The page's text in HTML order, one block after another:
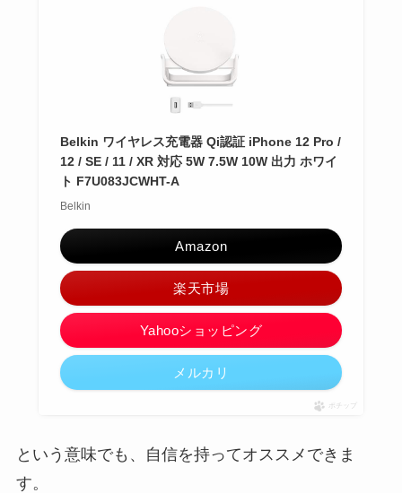
Belkin ワイヤレス充電器 Qi認証 iPhone 12 Pro /
12 / SE / 11 / XR 対応 5W 7.5W 10W 出力 ホワイ
ト F7U083JCWHT-A
Belkin
Amazon
楽天市場
Yahooショッピング
メルカリ
ポチップ
という意味でも、自信を持ってオススメできま
す。